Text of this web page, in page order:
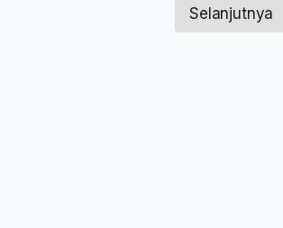
Selanjutnya